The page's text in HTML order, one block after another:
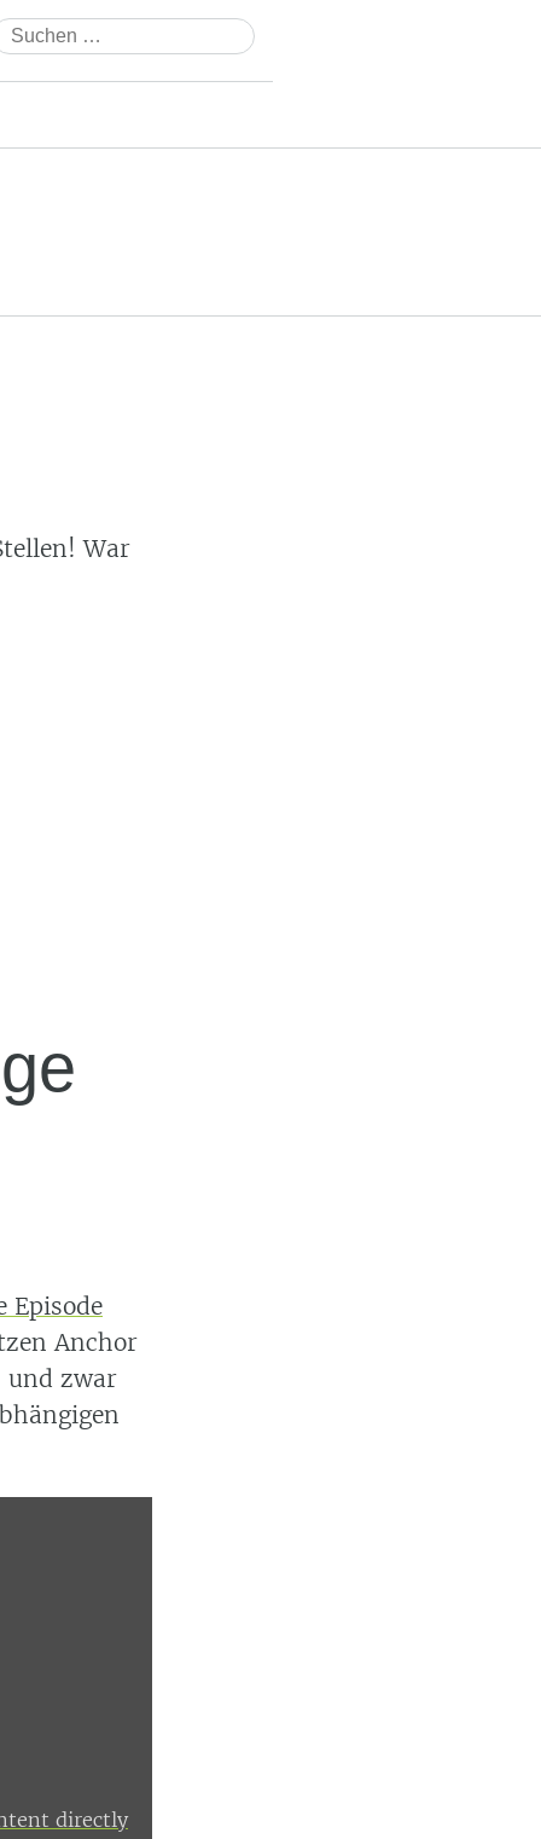
War
Episode
Anchor
und zwar
directly